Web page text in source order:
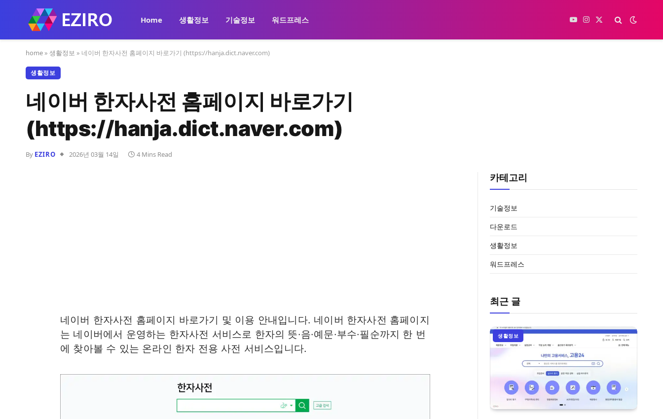
Home 생활정보 기술정보 워드프레스 YouTubeInstagram
X
home » 생활정보 » 네이버 한자사전 홈페이지 바로가기 (https://hanja.dict.naver.com)
생활정보
네이버 한자사전 홈페이지 바로가기
(https://hanja.dict.naver.com)
By EZIRO 2026년 03월 14일 4 Mins Read
네이버 한자사전 홈페이지 바로가기 및 이용 안내입니다. 네이버 한자사전 홈페이지
는 네이버에서 운영하는 한자사전 서비스로 한자의 뜻·음·예문·부수·필순까지 한 번
에 찾아볼 수 있는 온라인 한자 전용 사전 서비스입니다.
카테고리
기술정보
다운로드
생활정보
워드프레스
최근 글
생활정보